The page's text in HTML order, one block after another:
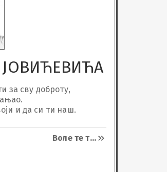
ЈОВИЋЕВИЋА
за сву доброту,
и да си ти наш.
Воле те т...